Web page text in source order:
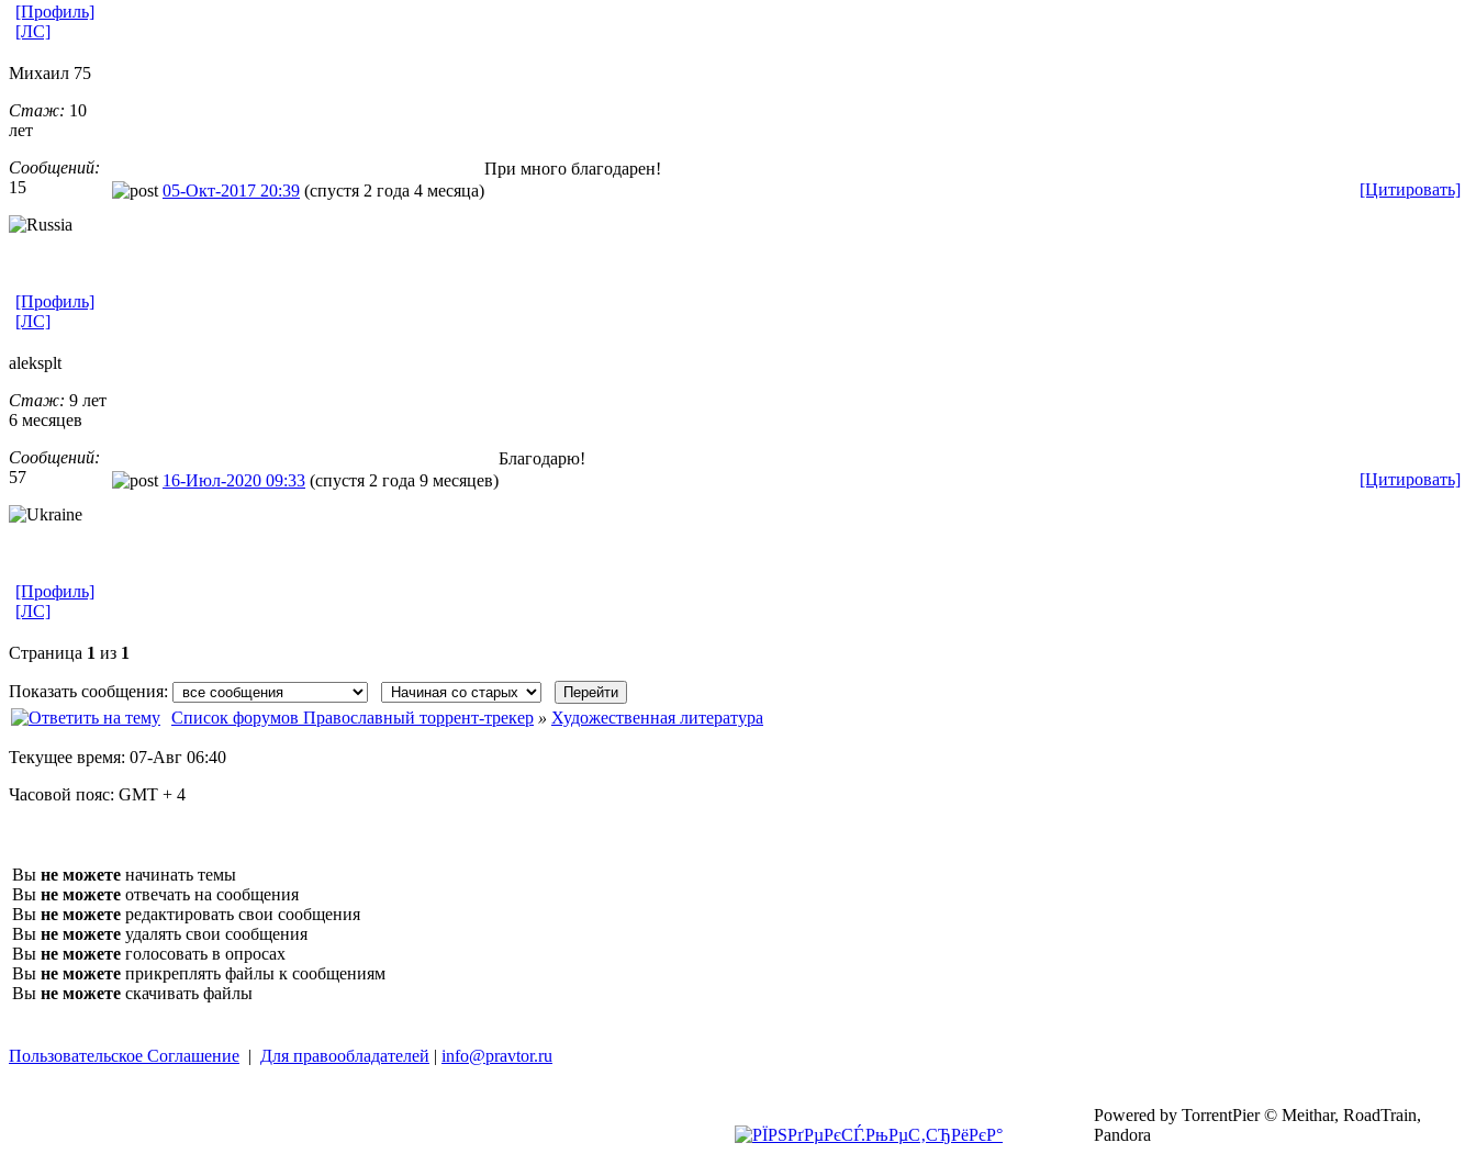
[Профиль]
[ЛС]
Михаил 75
Стаж: 10
лет
Сообщений:
15
05-Окт-2017 20:39 (спустя 2 года 4 месяца) [Цитировать]
При много благодарен!
[Профиль]
[ЛС]
aleksplt
Стаж: 9 лет
6 месяцев
Сообщений:
57
16-Июл-2020 09:33 (спустя 2 года 9 месяцев) [Цитировать]
Благодарю!
[Профиль]
[ЛС]
Страница 1 из 1
Показать сообщения:
Список форумов Православный торрент-трекер » Художественная литература
Текущее время: 07-Авг 06:40
Часовой пояс: GMT + 4
Вы не можете начинать темы
Вы не можете отвечать на сообщения
Вы не можете редактировать свои сообщения
Вы не можете удалять свои сообщения
Вы не можете голосовать в опросах
Вы не можете прикреплять файлы к сообщениям
Вы не можете скачивать файлы
Пользовательское Соглашение | Для правообладателей | info@pravtor.ru
Powered by TorrentPier © Meithar, RoadTrain,
Pandora